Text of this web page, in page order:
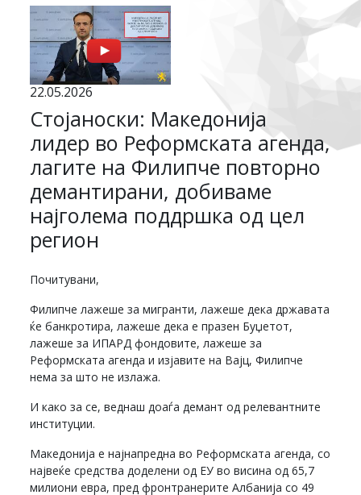
22.05.2026
Стојаноски: Македонија
лидер во Реформската агенда,
лагите на Филипче повторно
демантирани, добиваме
најголема поддршка од цел
регион
Почитувани,
Филипче лажеше за мигранти, лажеше дека државата
ќе банкротира, лажеше дека е празен Буџетот,
лажеше за ИПАРД фондовите, лажеше за
Реформската агенда и изјавите на Вајц, Филипче
нема за што не излажа.
И како за се, веднаш доаѓа демант од релевантните
институции.
Македонија е најнапредна во Реформската агенда, со
највеќе средства доделени од ЕУ во висина од 65,7
милиони евра, пред фронтранерите Албанија со 49